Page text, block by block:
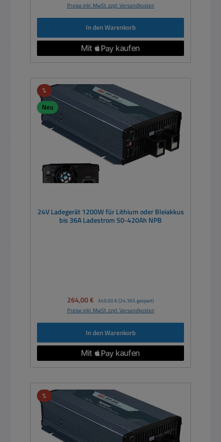
Preise inkl. MwSt. zzgl. Versandkosten
In den Warenkorb
%Rabatt
Neu
24V Ladegerät 1200W für Lithium oder Bleiakkus
bis 36A Ladestrom 50-420Ah NPB
Verkaufspreis:
264,00 € Regulärer Preis:
349,00 € (24.36% gespart)
Preise inkl. MwSt. zzgl. Versandkosten
In den Warenkorb
%Rabatt